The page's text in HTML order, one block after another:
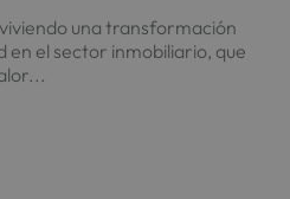
una transformación
en el sector inmobiliario, que